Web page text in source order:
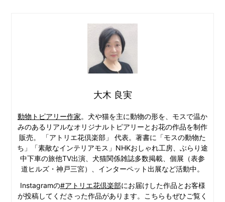
大木 良実
動物トピアリー作家。犬や猫を主に動物の形を、モスで温か
みのあるリアルなオリジナルトピアリーとお花の作品を制作
販売。 「アトリエ花倶楽部」 代表。著書に「モスの動物た
ち」「素敵なインテリアモス」NHKおしゃれ工房、ぶらり途
中下車の旅他TV出演、犬猫関係雑誌多数掲載、個展（表参
道ヒルズ・神戸三宮）、インターペット出展など活動中。
Instagramの#アトリエ花倶楽部にお届けした作品とお客様
が投稿してくださった作品があります。こちらもぜひご覧く